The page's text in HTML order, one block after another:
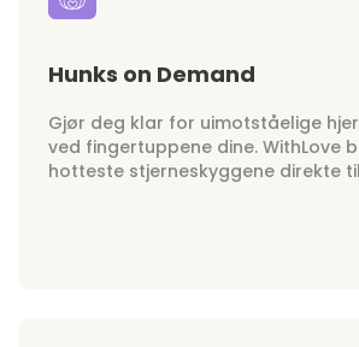
Hunks on Demand
Gjør deg klar for uimotståelige
ved fingertuppene dine. WithLove
hotteste stjerneskyggene direkte